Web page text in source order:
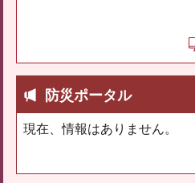
防災ポータル
現在、情報はありません。